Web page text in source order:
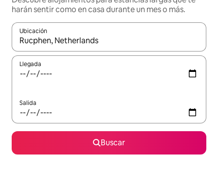
harán sentir como en casa durante un mes o más.
Ubicación
Cuando los resultados estén disponibles, podrás navegar
Llegada
Salida
Buscar